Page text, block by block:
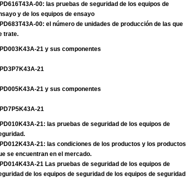
00: las pruebas de seguridad de los equipos de
y de los equipos de ensayo
00: el número de unidades de producción de las que
trate.
21 y sus componentes
21
21 y sus componentes
21
21: las pruebas de seguridad de los equipos de
21: las condiciones de los productos y los productos
se encuentran en el mercado.
21 Las pruebas de seguridad de los equipos de
de los equipos de seguridad de los equipos de seguridad